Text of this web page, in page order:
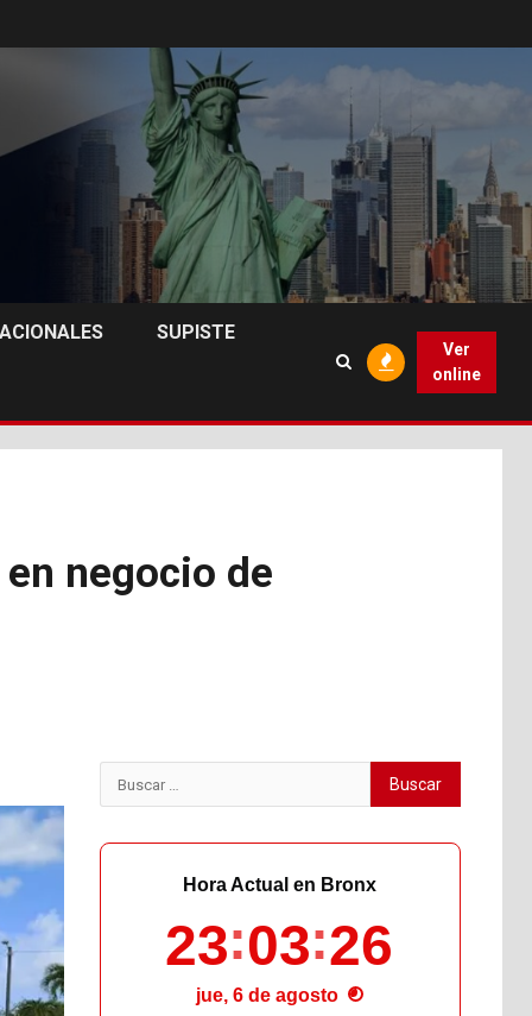
SUPISTE
Ver
online
negocio de
Buscar:
Hora Actual en Bronx
23 03 27
jue, 6 de agosto